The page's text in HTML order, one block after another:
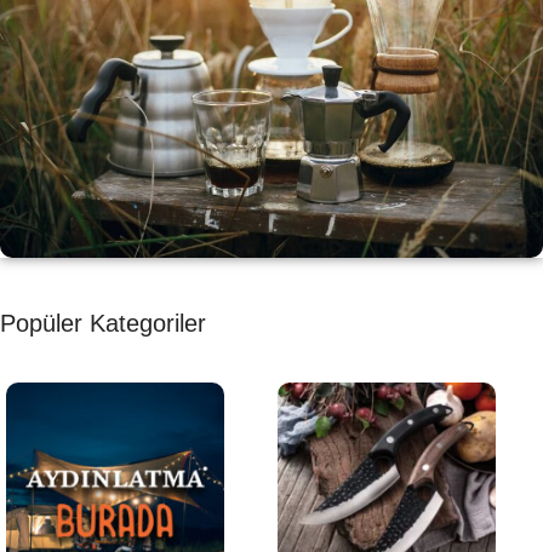
SATIŞ VE MONTAJ
Keşfet
KAHVE KEYFİ
Kahvemizi Denediniz mi ?
Keşfet
Popüler Kategoriler